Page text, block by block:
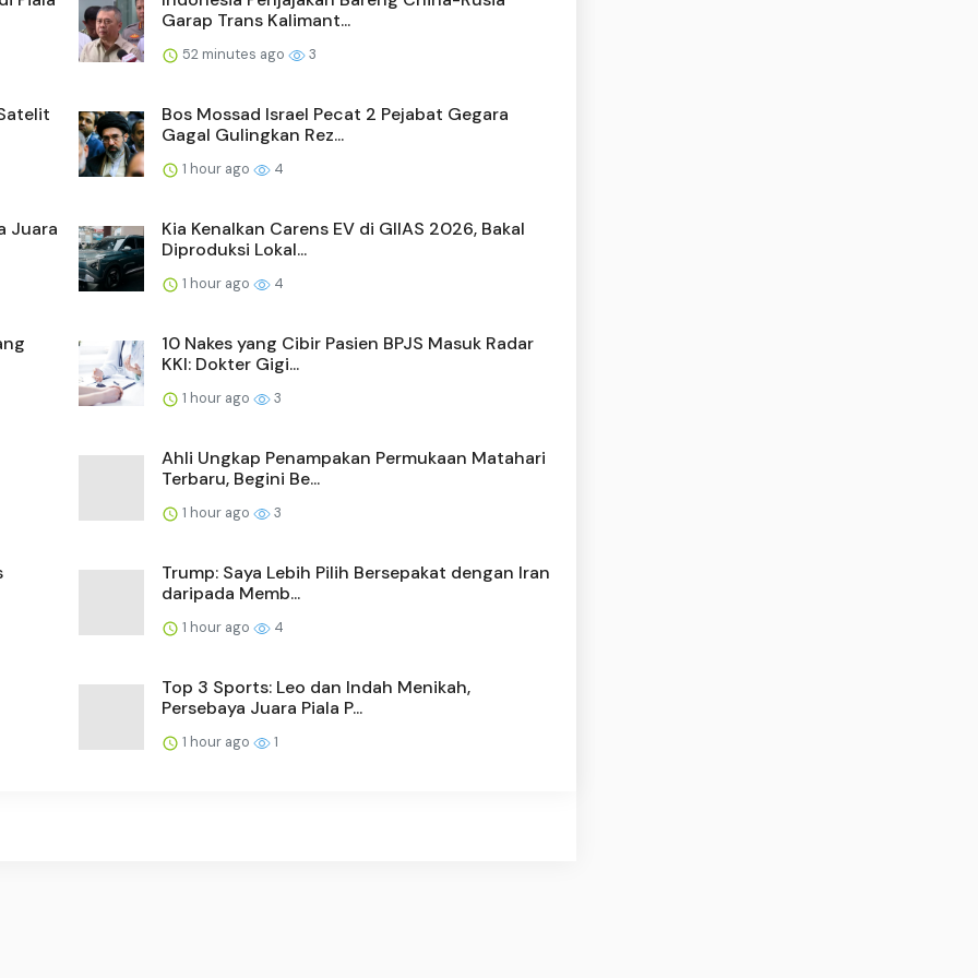
Garap Trans Kalimant...
52 minutes ago 3
Bos Mossad Israel Pecat 2 Pejabat Gegara
Gagal Gulingkan Rez...
1 hour ago 4
Juara
Kia Kenalkan Carens EV di GIIAS 2026, Bakal
Diproduksi Lokal...
1 hour ago 4
10 Nakes yang Cibir Pasien BPJS Masuk Radar
KKI: Dokter Gigi...
1 hour ago 3
Ahli Ungkap Penampakan Permukaan Matahari
Terbaru, Begini Be...
1 hour ago 3
Trump: Saya Lebih Pilih Bersepakat dengan Iran
daripada Memb...
1 hour ago 4
Top 3 Sports: Leo dan Indah Menikah,
Persebaya Juara Piala P...
1 hour ago 1